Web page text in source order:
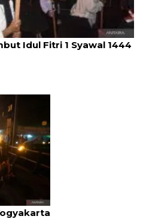
Idul Fitri 1 Syawal 1444